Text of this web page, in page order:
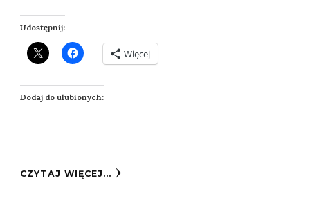
Udostępnij:
Więcej
Dodaj do ulubionych:
CZYTAJ WIĘCEJ...